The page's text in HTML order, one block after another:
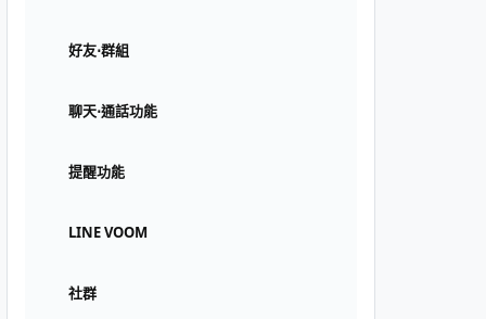
好友⋅群組
聊天⋅通話功能
提醒功能
LINE VOOM
社群